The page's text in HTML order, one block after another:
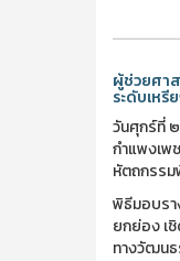
ผู้ช่วยศา
ระดับเหรี
วันศุกร์ที่
กำแพงเพ
หัตถกรร
พิธีมอบรา
ยกย่อง เ
ทางวัฒน